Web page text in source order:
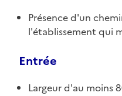
Présence d'un
l'établissement qui
Entrée
Largeur d'au moins